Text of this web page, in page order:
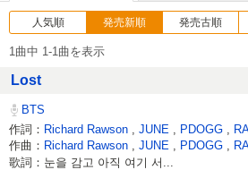
人気順 発売新順 発売古順
1曲中 1-1曲を表示
Lost
BTS
作詞： Richard Rawson JUNE PDOGG
作曲： Richard Rawson JUNE PDOGG
歌詞：눈을 감고 아직 여기 서...